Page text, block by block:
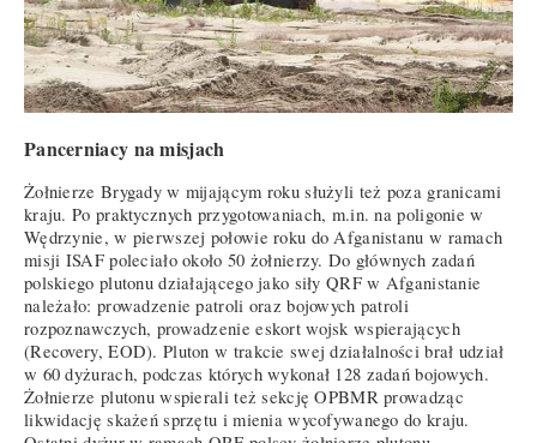
Pancerniacy na misjach
Żołnierze Brygady w mijającym roku służyli też poza granicami
kraju. Po praktycznych przygotowaniach, m.in. na poligonie w
Wędrzynie, w pierwszej połowie roku do Afganistanu w ramach
misji ISAF poleciało około 50 żołnierzy. Do głównych zadań
polskiego plutonu działającego jako siły QRF w Afganistanie
należało: prowadzenie patroli oraz bojowych patroli
rozpoznawczych, prowadzenie eskort wojsk wspierających
(Recovery, EOD). Pluton w trakcie swej działalności brał udział
w 60 dyżurach, podczas których wykonał 128 zadań bojowych.
Żołnierze plutonu wspierali też sekcję OPBMR prowadząc
likwidację skażeń sprzętu i mienia wycofywanego do kraju.